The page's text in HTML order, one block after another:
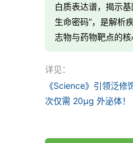
白质表达谱，揭示
生命密码”，是解析
志物与药物靶点的核
详见：
《Science》引领泛修
次仅需 20µg 外泌体！